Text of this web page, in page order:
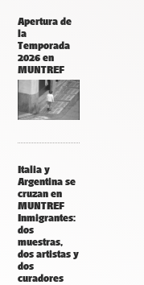
Apertura de
la
Temporada
2026 en
MUNTREF
Italia y
Argentina se
cruzan en
MUNTREF
Inmigrantes:
dos
muestras,
dos artistas y
dos
curadores